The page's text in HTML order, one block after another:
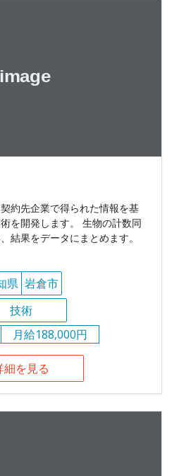
約先企業で得られた情報を基
を開発します。 生物の計数同
結果をデータにまとめます。
県 岩倉市
技術
月給188,000円
細を見る